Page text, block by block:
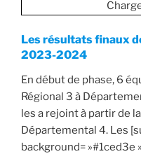
Les résultats finaux
2023-2024
En début de phase, 6
Régional 3 à
les a rejoint à partir de
Départemental 4. Les
background=